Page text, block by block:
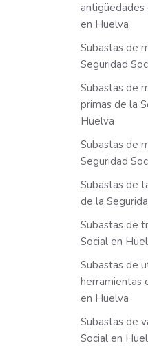
antigüedades
en Huelva
Subastas de
Seguridad
Subastas de
primas de la
Huelva
Subastas de
Seguridad
Subastas de
de la
Subastas de
Social en
Subastas de
herramientas
en Huelva
Subastas de
Social en